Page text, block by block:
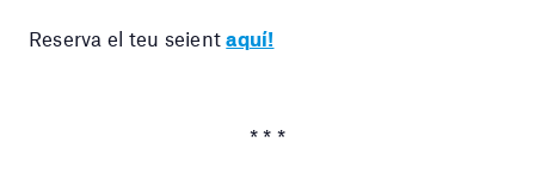
Reserva el teu seientaquí!
* * *